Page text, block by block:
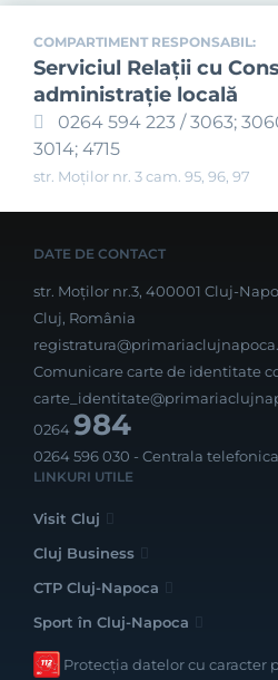
COMPARTIMENT RESPONSABIL:
Serviciul Relaţii cu
administraţie locală
0264 594 223 / 3063;
3014; 4715
str. Moților nr. 3 cam. 95, 96, 97
DATE DE CONTACT
str. Moților nr.3, 400001 Cluj-
Cluj, România
Comunicare carte de identitate
0264984
0264 596 030 - Centrala telefonica
LINKURI UTILE
Visit Cluj
Cluj Business
CTP Cluj-Napoca
Sport în Cluj-Napoca
Protecția datelor cu caracter